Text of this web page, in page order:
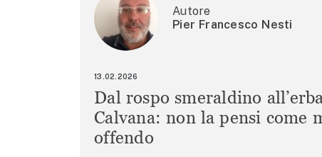
Autore
Pier Francesco Nesti
13.02.2026
Dal rospo smeraldino
Calvana: non la pensi come
offendo